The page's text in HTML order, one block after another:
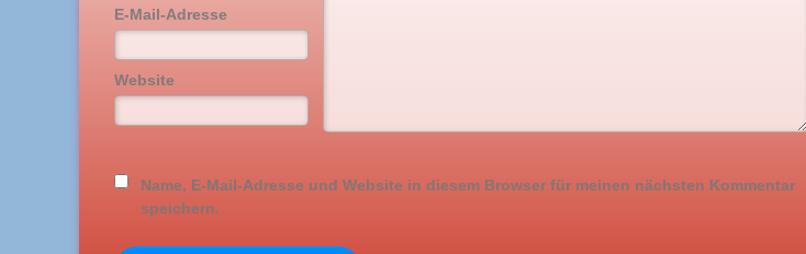
E-Mail-Adresse
Website
Name, E-Mail-Adresse und Website in diesem Browser für meinen nächsten Kommentar
speichern.